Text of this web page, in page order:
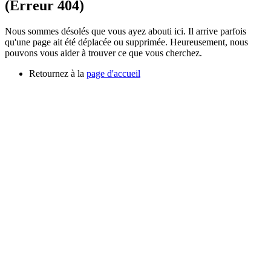
(Erreur 404)
Nous sommes désolés que vous ayez abouti ici. Il arrive parfois
qu'une page ait été déplacée ou supprimée. Heureusement, nous
pouvons vous aider à trouver ce que vous cherchez.
Retournez à la page d'accueil